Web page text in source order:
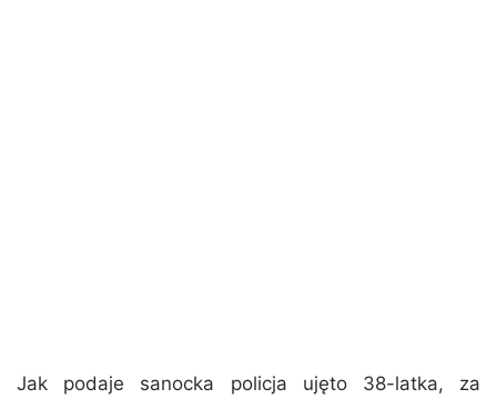
Jak podaje sanocka policja ujęto 38-latka, za